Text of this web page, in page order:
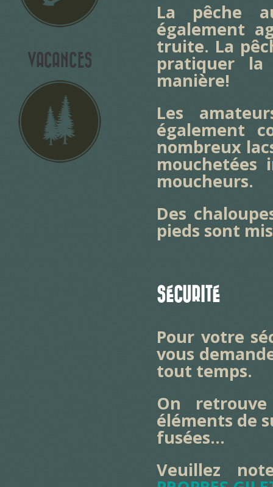
VACANCES
La pêche
également
truite. La
pratiquer la
manière!
Les
également
nombreux
moucheurs.
Des
pieds sont
SÉCURITÉ
Pour votre
vous
tout temps.
On
éléments de
fusées…
Veuillez